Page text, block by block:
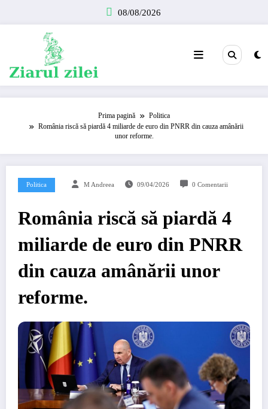
08/08/2026
Prima pagină
Politica
România riscă să piardă 4 miliarde de euro din PNRR din cauza amânării
unor reforme.
Politica M Andreea 09/04/2026 0 Comentarii
România riscă să piardă 4
miliarde de euro din PNRR
din cauza amânării unor
reforme.